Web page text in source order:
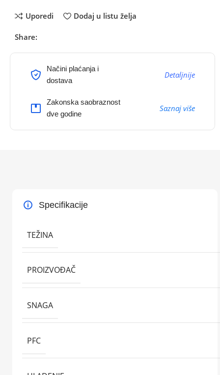
Uporedi Dodaj u listu želja
Share:
Načini plaćanja i
dostava
Detaljnije
Zakonska saobraznost
dve godine
Saznaj više
Specifikacije
TEŽINA
PROIZVOĐAČ
SNAGA
PFC